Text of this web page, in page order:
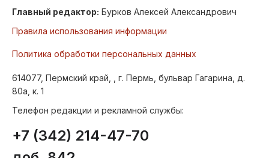
Главный редактор: Бурков Алексей Александрович
Правила использования информации
Политика обработки персональных данных
614077, Пермский край, , г. Пермь, бульвар Гагарина, д.
80а, к. 1
Телефон редакции и рекламной службы:
+7 (342) 214-47-70